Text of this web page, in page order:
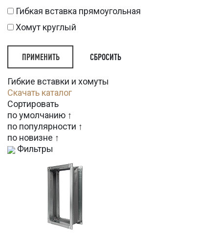
Гибкая вставка прямоугольная
Хомут круглый
СБРОСИТЬ
Гибкие вставки и хомуты
Скачать каталог
Сортировать
по умолчанию ↑
по популярности ↑
по новизне ↑
Фильтры